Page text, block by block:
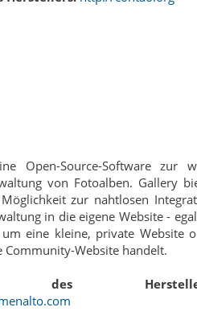
Open-Source-Software zur
von Fotoalben. Gallery
zur nahtlosen
in die eigene Website -
eine kleine, private Website
Community-Website handelt.
des